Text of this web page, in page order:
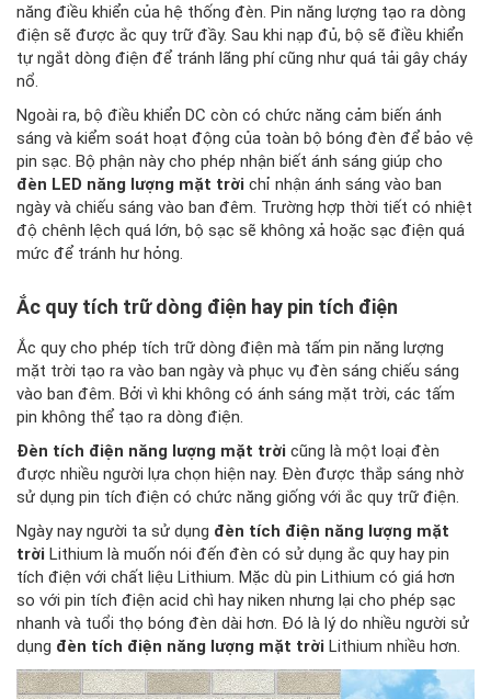
năng điều khiển của hệ thống đèn. Pin năng lượng tạo ra dòng
điện sẽ được ắc quy trữ đầy. Sau khi nạp đủ, bộ sẽ điều khiển
tự ngắt dòng điện để tránh lãng phí cũng như quá tải gây cháy
nổ.
Ngoài ra, bộ điều khiển DC còn có chức năng cảm biến ánh
sáng và kiểm soát hoạt động của toàn bộ bóng đèn để bảo vệ
pin sạc. Bộ phận này cho phép nhận biết ánh sáng giúp cho
đèn LED năng lượng mặt trời chỉ nhận ánh sáng vào ban
ngày và chiếu sáng vào ban đêm. Trường hợp thời tiết có nhiệt
độ chênh lệch quá lớn, bộ sạc sẽ không xả hoặc sạc điện quá
mức để tránh hư hỏng.
Ắc quy tích trữ dòng điện hay pin tích điện
Ắc quy cho phép tích trữ dòng điện mà tấm pin năng lượng
mặt trời tạo ra vào ban ngày và phục vụ đèn sáng chiếu sáng
vào ban đêm. Bởi vì khi không có ánh sáng mặt trời, các tấm
pin không thể tạo ra dòng điện.
Đèn tích điện năng lượng mặt trời cũng là một loại đèn
được nhiều người lựa chọn hiện nay. Đèn được thắp sáng nhờ
sử dụng pin tích điện có chức năng giống với ắc quy trữ điện.
Ngày nay người ta sử dụng đèn tích điện năng lượng mặt
trời Lithium là muốn nói đến đèn có sử dụng ắc quy hay pin
tích điện với chất liệu Lithium. Mặc dù pin Lithium có giá hơn
so với pin tích điện acid chì hay niken nhưng lại cho phép sạc
nhanh và tuổi thọ bóng đèn dài hơn. Đó là lý do nhiều người sử
dụng đèn tích điện năng lượng mặt trời Lithium nhiều hơn.